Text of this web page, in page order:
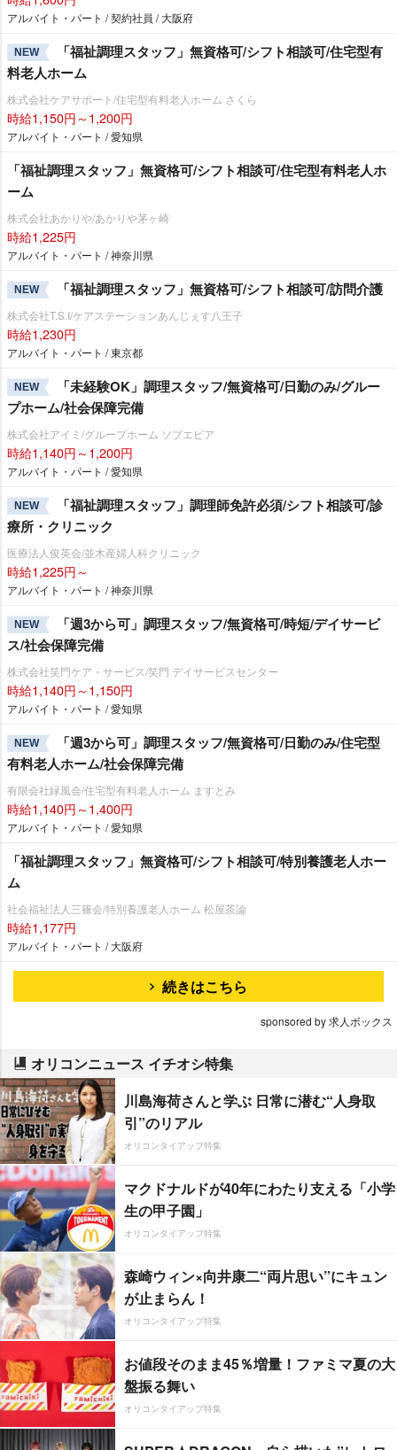
アルバイト・パート / 契約社員 / 大阪府
NEW
「福祉調理スタッフ」無資格可/シフト相談可/住宅型有
料老人ホーム
株式会社ケアサポート/住宅型有料老人ホーム さくら
時給1,150円～1,200円
アルバイト・パート / 愛知県
「福祉調理スタッフ」無資格可/シフト相談可/住宅型有料老人ホ
ーム
株式会社あかりや/あかりや茅ヶ崎
時給1,225円
アルバイト・パート / 神奈川県
NEW 「福祉調理スタッフ」無資格可/シフト相談可/訪問介護
株式会社T.S.I/ケアステーションあんじぇす八王子
時給1,230円
アルバイト・パート / 東京都
NEW
「未経験OK」調理スタッフ/無資格可/日勤のみ/グルー
プホーム/社会保障完備
株式会社アイミ/グループホーム ソブエピア
時給1,140円～1,200円
アルバイト・パート / 愛知県
NEW
「福祉調理スタッフ」調理師免許必須/シフト相談可/診
療所・クリニック
医療法人俊英会/並木産婦人科クリニック
時給1,225円～
アルバイト・パート / 神奈川県
NEW
「週3から可」調理スタッフ/無資格可/時短/デイサービ
ス/社会保障完備
株式会社笑門ケア・サービス/笑門 デイサービスセンター
時給1,140円～1,150円
アルバイト・パート / 愛知県
NEW
「週3から可」調理スタッフ/無資格可/日勤のみ/住宅型
有料老人ホーム/社会保障完備
有限会社緑風会/住宅型有料老人ホーム ますとみ
時給1,140円～1,400円
アルバイト・パート / 愛知県
「福祉調理スタッフ」無資格可/シフト相談可/特別養護老人ホー
ム
社会福祉法人三篠会/特別養護老人ホーム 松屋茶論
時給1,177円
アルバイト・パート / 大阪府
続きはこちら
sponsored by 求人ボックス
オリコンニュース イチオシ特集
川島海荷さんと学ぶ 日常に潜む“人身取
引”のリアル
オリコンタイアップ特集
マクドナルドが40年にわたり支える「小学
生の甲子園」
オリコンタイアップ特集
森崎ウィン×向井康二“両片思い”にキュン
が止まらん！
オリコンタイアップ特集
お値段そのまま45％増量！ファミマ夏の大
盤振る舞い
オリコンタイアップ特集